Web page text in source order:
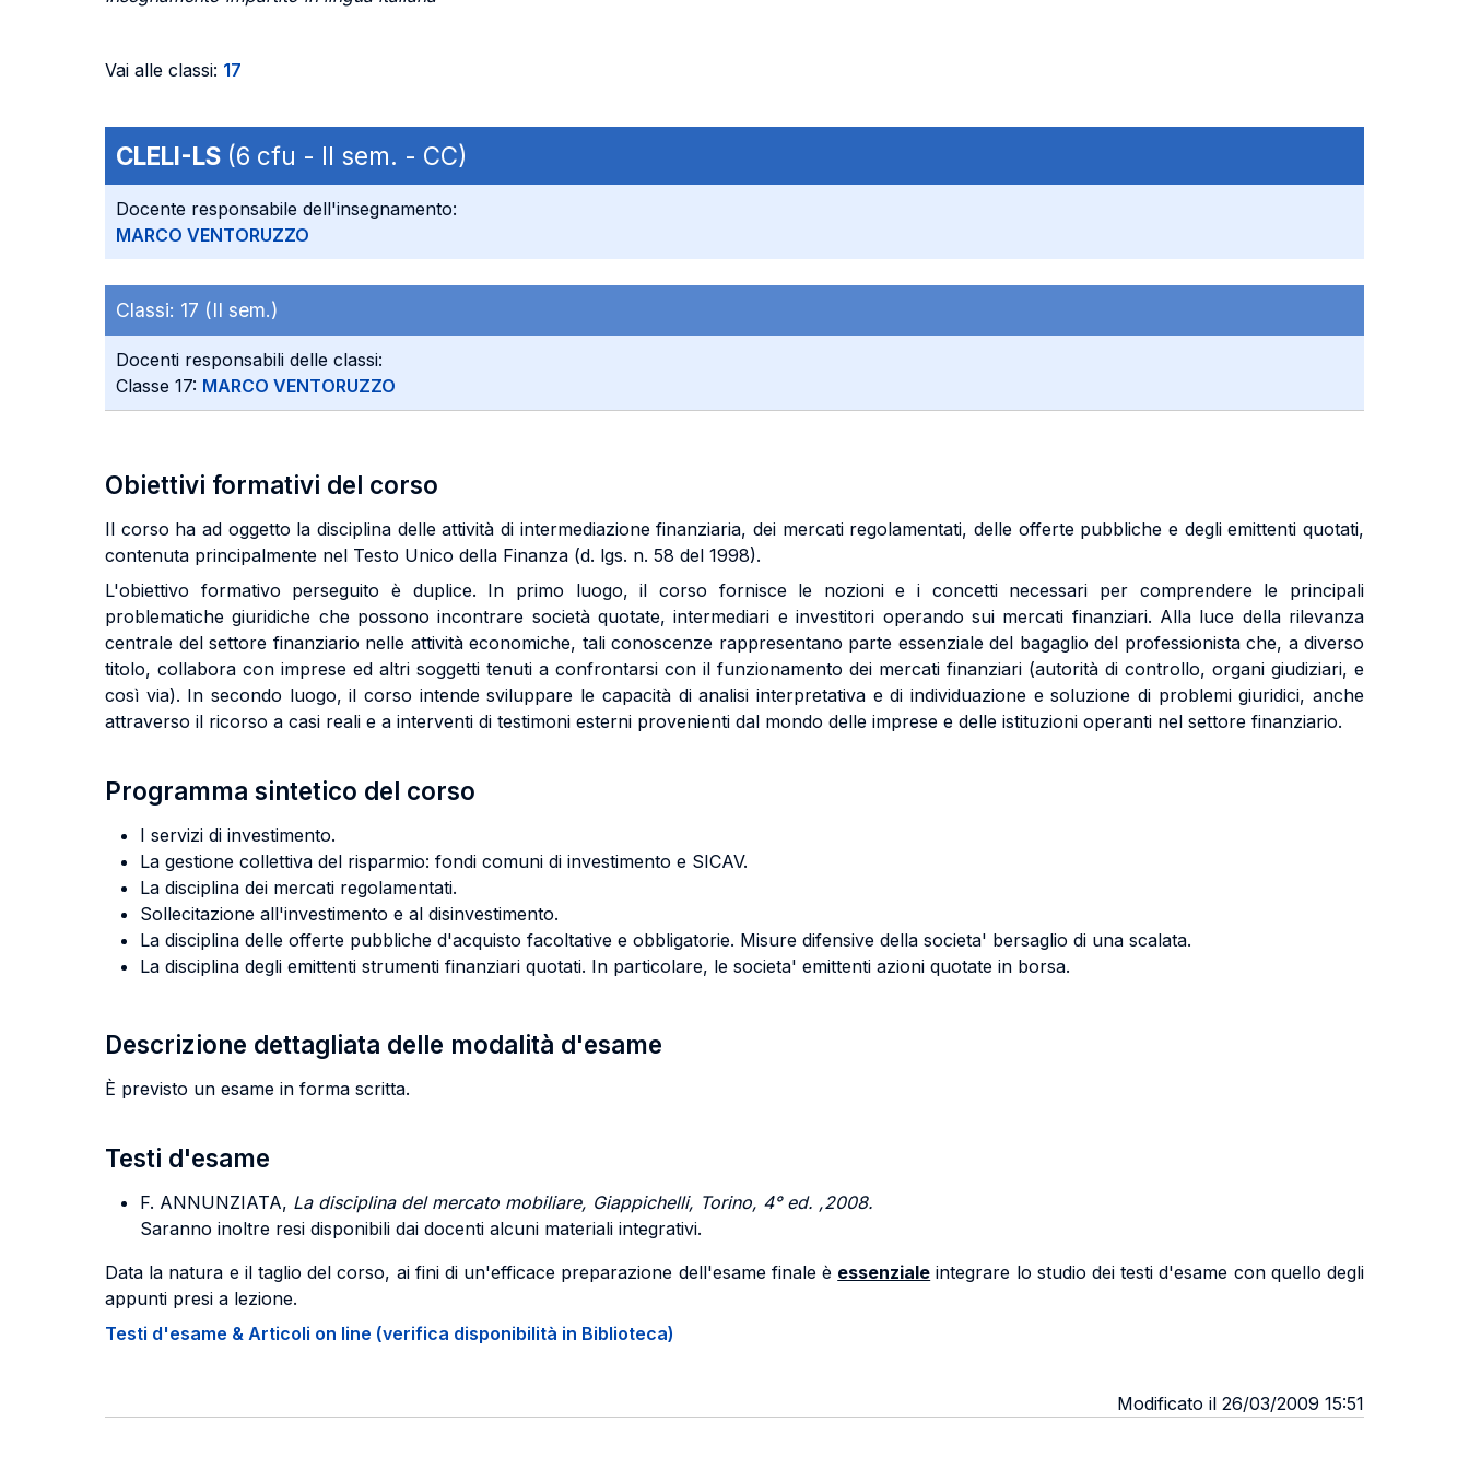
Vai alle classi: 17
CLELI-LS (6 cfu - II sem. - CC)
Docente responsabile dell'insegnamento:
MARCO VENTORUZZO
Classi: 17 (II sem.)
Docenti responsabili delle classi:
Classe 17: MARCO VENTORUZZO
Obiettivi formativi del corso
Il corso ha ad oggetto la disciplina delle attività di intermediazione finanziaria, dei mercati regolamentati, delle offerte pubbliche e degli emittenti quotati,
contenuta principalmente nel Testo Unico della Finanza (d. lgs. n. 58 del 1998).
L'obiettivo formativo perseguito è duplice. In primo luogo, il corso fornisce le nozioni e i concetti necessari per comprendere le principali
problematiche giuridiche che possono incontrare società quotate, intermediari e investitori operando sui mercati finanziari. Alla luce della rilevanza
centrale del settore finanziario nelle attività economiche, tali conoscenze rappresentano parte essenziale del bagaglio del professionista che, a diverso
titolo, collabora con imprese ed altri soggetti tenuti a confrontarsi con il funzionamento dei mercati finanziari (autorità di controllo, organi giudiziari, e
così via). In secondo luogo, il corso intende sviluppare le capacità di analisi interpretativa e di individuazione e soluzione di problemi giuridici, anche
attraverso il ricorso a casi reali e a interventi di testimoni esterni provenienti dal mondo delle imprese e delle istituzioni operanti nel settore finanziario.
Programma sintetico del corso
I servizi di investimento.
La gestione collettiva del risparmio: fondi comuni di investimento e SICAV.
La disciplina dei mercati regolamentati.
Sollecitazione all'investimento e al disinvestimento.
La disciplina delle offerte pubbliche d'acquisto facoltative e obbligatorie. Misure difensive della societa' bersaglio di una scalata.
La disciplina degli emittenti strumenti finanziari quotati. In particolare, le societa' emittenti azioni quotate in borsa.
Descrizione dettagliata delle modalità d'esame
È previsto un esame in forma scritta.
Testi d'esame
F. ANNUNZIATA, La disciplina del mercato mobiliare, Giappichelli, Torino, 4° ed. ,2008.
Saranno inoltre resi disponibili dai docenti alcuni materiali integrativi.
Data la natura e il taglio del corso, ai fini di un'efficace preparazione dell'esame finale è essenziale integrare lo studio dei testi d'esame con quello degli
appunti presi a lezione.
Testi d'esame & Articoli on line (verifica disponibilità in Biblioteca)
Modificato il 26/03/2009 15:51